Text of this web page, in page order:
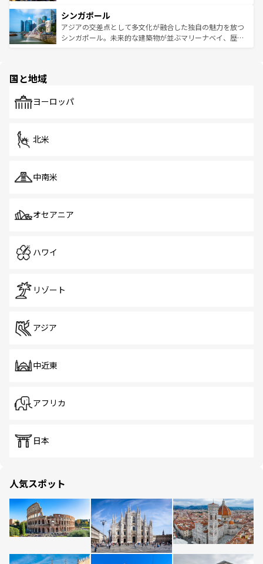
参照してほしい。
激する。気候は一年中温暖で、どの季節にも異なる楽しみ
が待っている。親しみやすいタイの人々、仏教を中心とし
た文化、そして多様な観光資源が、訪れる旅人を魅了し続
み、どこを訪れても感動するはず。観光スポットが密集し
ており、効率よく見どころを回れるのも魅力。息をのむよ
うな絶景から文化的な体験まで、香港を存分に楽しみ尽く
シンガポール
アジアの交差点として多文化が融合した独自の魅力を放つ
シンガポール。未来的な建築物が並ぶマリーナベイ、歴史
で、ホーカーズは地元の風情を楽しめる外せないスポット
国と地域
ヨーロッパ
北米
中南米
オセアニア
ハワイ
リゾート
アジア
中近東
アフリカ
日本
人気スポット